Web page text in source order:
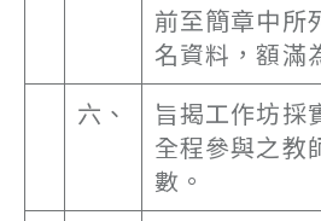
前至簡章中所
名資料，額滿
六、
旨揭工作坊採
全程參與之教
數。